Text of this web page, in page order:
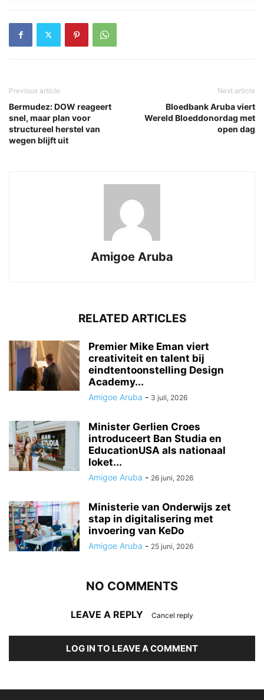
Previous article
Bermudez: DOW reageert
snel, maar plan voor
structureel herstel van
wegen blijft uit
Next article
Bloedbank Aruba viert
Wereld Bloeddonordag met
open dag
Amigoe Aruba
RELATED ARTICLES
Premier Mike Eman viert
creativiteit en talent bij
eindtentoonstelling Design
Academy...
Amigoe Aruba - 3 juli, 2026
Minister Gerlien Croes
introduceert Ban Studia en
EducationUSA als nationaal
loket...
Amigoe Aruba - 26 juni, 2026
Ministerie van Onderwijs zet
stap in digitalisering met
invoering van KeDo
Amigoe Aruba - 25 juni, 2026
NO COMMENTS
LEAVE A REPLY Cancel reply
LOG IN TO LEAVE A COMMENT